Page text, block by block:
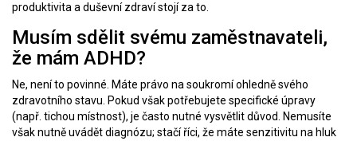
produktivita a duševní zdraví stojí za to.
Musím sdělit svému zaměstnavateli,
že mám ADHD?
Ne, není to povinné. Máte právo na soukromí ohledně svého
zdravotního stavu. Pokud však potřebujete specifické úpravy
(např. tichou místnost), je často nutné vysvětlit důvod. Nemusíte
však nutně uvádět diagnózu; stačí říci, že máte senzitivitu na hluk